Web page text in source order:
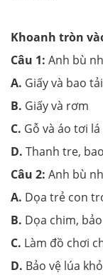
Khoanh tròn
Câu 1: Anh bù
A. Giấy và bao
B. Giấy và rơm
C. Gỗ và áo tơi lá
D. Thanh tre,
Câu 2: Anh bù
A. Dọa trẻ con
B. Dọa chim,
C. Làm đồ chơi
D. Bảo vệ lúa